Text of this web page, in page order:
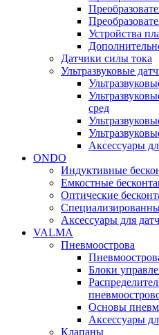
Устройства
Датчики силы тока
Ультразвуковые
сред
Аксессуары
ONDO
Индуктивные
Емкостные
Оптические
Аксессуары для
VALMA
Пневмоострова
Блоки
Основы
Аксессуары
Клапаны